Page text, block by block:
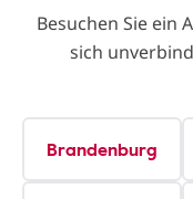
Besuchen Sie ein
sich
Brandenburg